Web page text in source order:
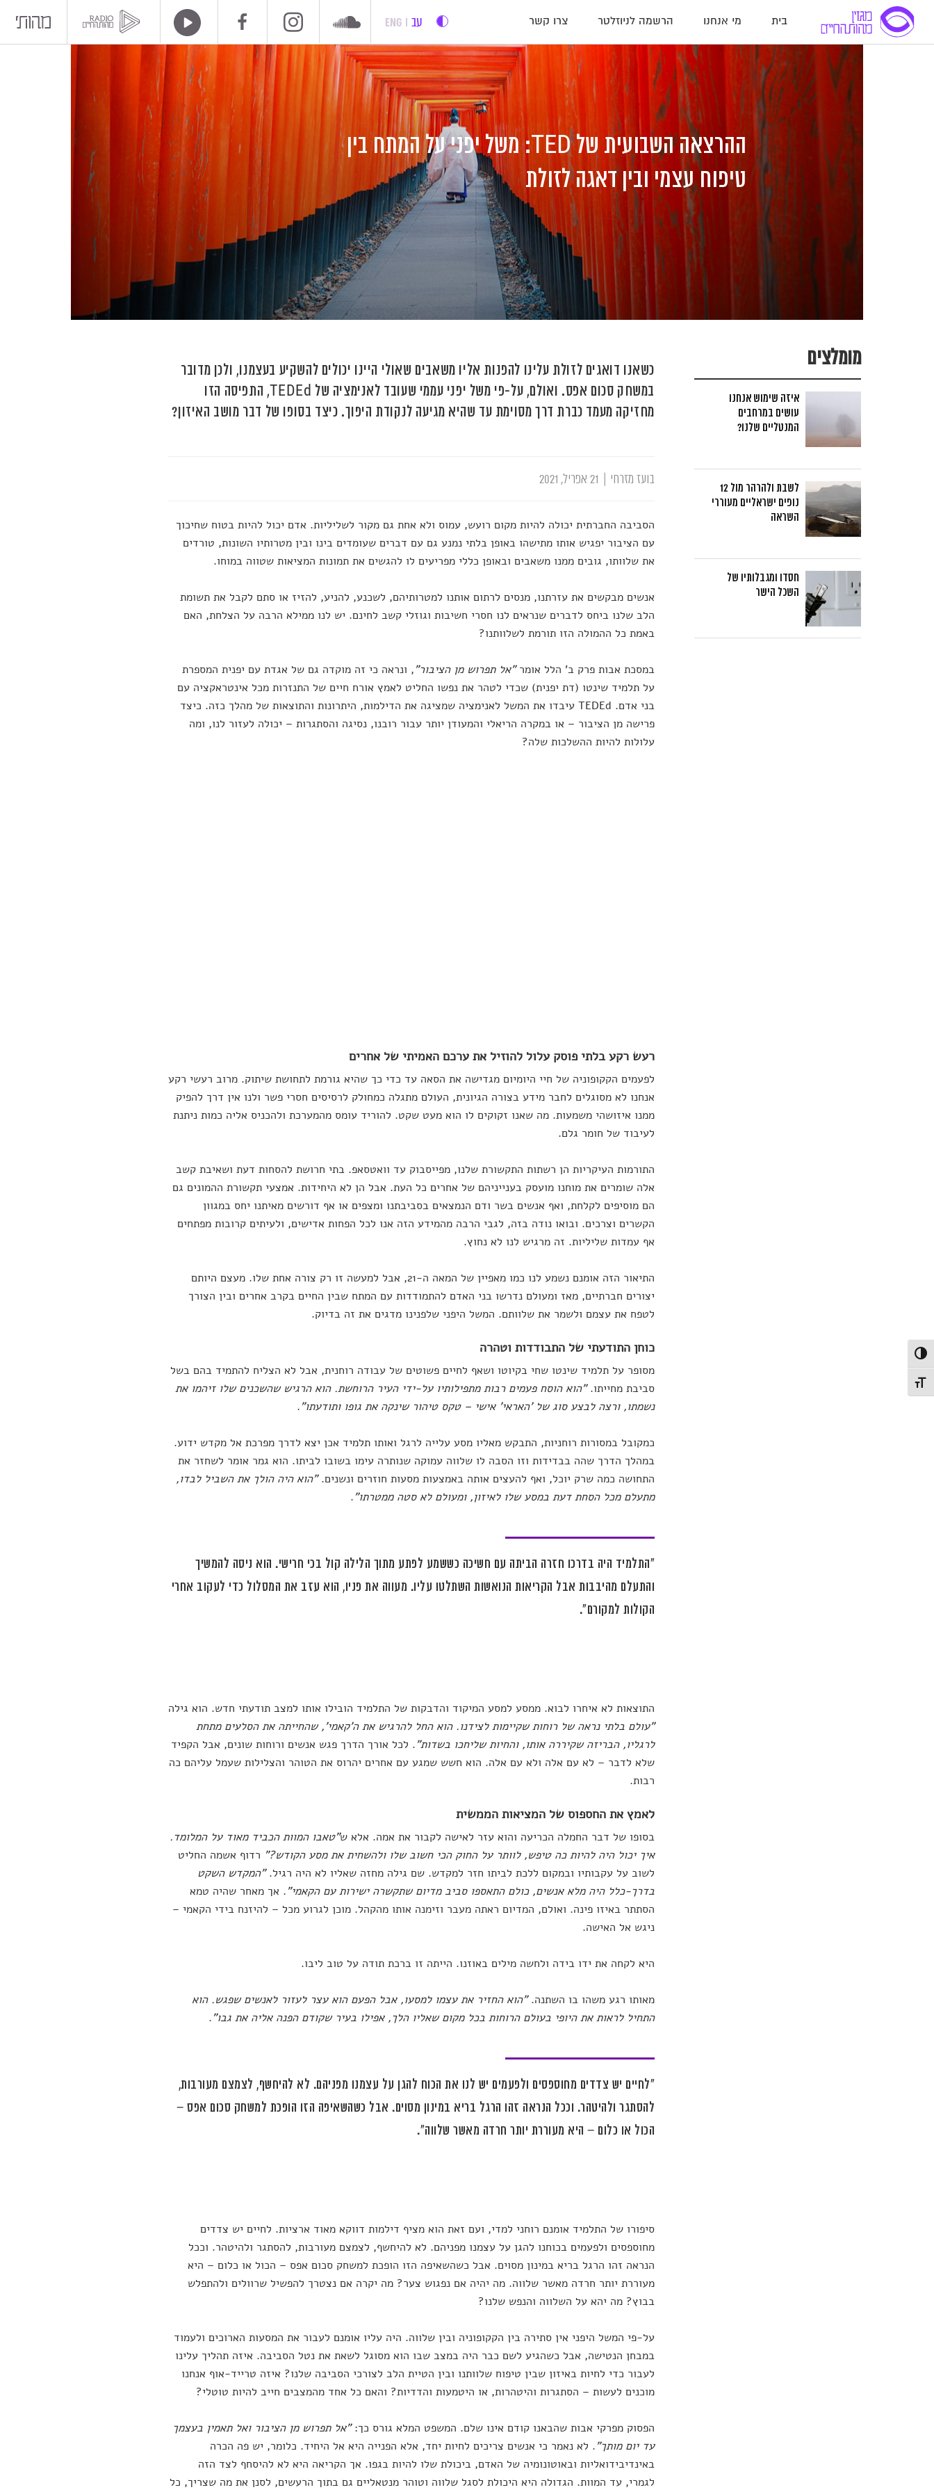
הפעל/כבה ניגודיות גבוהה
מתג גודל גופן
בית מי אנחנו הרשמה לניוזלטר צרו קשר עב ENG
ההרצאה השבועית של TED: משל יפני על המתח בין
טיפוח עצמי ובין דאגה לזולת
כשאנו דואגים לזולת עלינו להפנות אליו משאבים שאולי היינו יכולים להשקיע בעצמנו, ולכן מדובר
במשחק סכום אפס. ואולם, על-פי משל יפני עממי שעובד לאנימציה של TEDEd, התפיסה הזו
מחזיקה מעמד כברת דרך מסוימת עד שהיא מגיעה לנקודת היפוך. כיצד בסופו של דבר מושב האיזון?
בועז מזרחי
הסביבה החברתית יכולה להיות מקום רועש, עמוס ולא אחת גם מקור לשליליות. אדם יכול להיות בטוח שחיכוך
עם הציבור יפגיש אותו מתישהו באופן בלתי נמנע גם עם דברים שעומדים בינו ובין מטרותיו השונות, טורדים
את שלוותו, גובים ממנו משאבים ובאופן כללי מפריעים לו להגשים את תמונות המציאות שטווה במוחו.
אנשים מבקשים את עזרתנו, מנסים לרתום אותנו למטרותיהם, לשכנע, להניע, להזיז או סתם לקבל את תשומת
הלב שלנו ביחס לדברים שנראים לנו חסרי חשיבות וגוזלי קשב לחינם. יש לנו ממילא הרבה על הצלחת, האם
באמת כל ההמולה הזו תורמת לשלוותנו?
במסכת אבות פרק ב' הלל אומר"אל תפרוש מן הציבור", ונראה כי זה מוקדה גם של אגדת עם יפנית המספרת
על תלמיד שינטו (דת יפנית) שכדי לטהר את נפשו החליט לאמץ אורח חיים של התנזרות מכל אינטראקציה עם
בני אדם. TEDEd עיבדו את המשל לאנימציה שמציגה את הדילמות, היתרונות והתוצאות של מהלך כזה. כיצד
פרישה מן הציבור – או במקרה הריאלי והמעודן יותר עבור רובנו, נסיגה והסתגרות – יכולה לעזור לנו, ומה
עלולות להיות ההשלכות שלה?
רעש רקע בלתי פוסק עלול להוזיל את ערכם האמיתי של אחרים
לפעמים הקקופוניה של חיי היומיום מגדישה את הסאה עד כדי כך שהיא גורמת לתחושת שיתוק. מרוב רעשי רקע
אנחנו לא מסוגלים לחבר מידע בצורה הגיונית, העולם מתגלה כמחולק לרסיסים חסרי פשר ולנו אין דרך להפיק
ממנו איזושהי משמעות. מה שאנו זקוקים לו הוא מעט שקט. להוריד עומס מהמערכת ולהכניס אליה כמות ניתנת
לעיבוד של חומר גלם.
התורמות העיקריות הן רשתות התקשורת שלנו, מפייסבוק עד וואטסאפ. בתי חרושת להסחות דעת ושאיבת קשב
אלה שומרים את מוחנו מועסק בענייניהם של אחרים כל העת. אבל הן לא היחידות. אמצעי תקשורת ההמונים גם
הם מוסיפים לקלחת, ואף אנשים בשר ודם הנמצאים בסביבתנו ומצפים או אף דורשים מאיתנו יחס במגוון
הקשרים וצרכים. ובואו נודה בזה, לגבי הרבה מהמידע הזה אנו לכל הפחות אדישים, ולעיתים קרובות מפתחים
אף עמדות שליליות. זה מרגיש לנו לא נחוץ.
התיאור הזה אומנם נשמע לנו כמו מאפיין של המאה ה-21, אבל למעשה זו רק צורה אחת שלו. מעצם היותם
יצורים חברתיים, מאז ומעולם נדרשו בני האדם להתמודדות עם המתח שבין החיים בקרב אחרים ובין הצורך
לטפח את עצמם ולשמר את שלוותם. המשל היפני שלפנינו מדגים את זה בדיוק.
כוחן התודעתי של התבודדות וטהרה
מסופר על תלמיד שינטו שחי בקיוטו ושאף לחיים פשוטים של עבודה רוחנית, אבל לא הצליח להתמיד בהם בשל
סביבת מחייתו."הוא הוסח פעמים רבות מתפילותיו על-ידי העיר הרוחשת. הוא הרגיש שהשכנים שלו זיהמו את
נשמתו, ורצה לבצע סוג של 'האראי' אישי – טקס טיהור שינקה את גופו ותודעתו".
כמקובל במסורות רוחניות, התבקש מאליו מסע עלייה לרגל ואותו תלמיד אכן יצא לדרך מפרכת אל מקדש ידוע.
במהלך הדרך שהה בבדידות וזו הסבה לו שלווה עמוקה שנותרה עימו בשובו לביתו. הוא גמר אומר לשחזר את
התחושה כמה שרק יוכל, ואף להעצים אותה באמצעות מסעות חוזרים ונשנים."הוא היה הולך את השביל לבדו,
מתעלם מכל הסחת דעת במסע שלו לאיזון, ומעולם לא סטה ממטרתו".
"התלמיד היה בדרכו חזרה הביתה עם חשיכה כששמע לפתע מתוך הלילה קול בכי חרישי. הוא ניסה להמשיך
והתעלם מהיבבות אבל הקריאות הנואשות השתלטו עליו. מעווה את פניו, הוא עזב את המסלול כדי לעקוב אחרי
הקולות למקורם".
התוצאות לא איחרו לבוא. ממסע למסע המיקוד והדבקות של התלמיד הובילו אותו למצב תודעתי חדש. הוא גילה
"עולם בלתי נראה של רוחות שקיימות לצידנו. הוא החל להרגיש את ה'קאמי', שהחייתה את הסלעים מתחת
לרגליו, הבריזה שקיררה אותו, והחיות שליחכו בשדות". לכל אורך הדרך פגש אנשים ורוחות שונים, אבל הקפיד
שלא לדבר – לא עם אלה ולא עם אלה. הוא חשש שמגע עם אחרים יהרוס את הטוהר והצלילות שעמל עליהם כה
רבות.
לאמץ את החספוס של המציאות הממשית
בסופו של דבר החמלה הכריעה והוא עזר לאישה לקבור את אמה. אלא ש"טאבו המוות הכביד מאוד על המלומד.
איך יכול היה להיות כה טיפש, לוותר על החוק הכי חשוב שלו ולהשחית את מסע הקודש?" רדוף אשמה החליט
לשוב על עקבותיו ובמקום ללכת לביתו חזר למקדש. שם גילה מחזה שאליו לא היה רגיל."המקדש השקט
בדרך-כלל היה מלא אנשים, כולם התאספו סביב מדיום שתקשרה ישירות עם הקאמי". אך מאחר שהיה טמא
הסתתר באיזו פינה. ואולם, המדיום ראתה מעבר וזימנה אותו מהקהל. מוכן לגרוע מכל – להיזנח בידי הקאמי –
ניגש אל האישה.
היא לקחה את ידו בידה ולחשה מילים באוזנו. הייתה זו ברכת תודה על טוב ליבו.
מאותו רגע משהו בו השתנה."הוא החזיר את עצמו למסעו, אבל הפעם הוא עצר לעזור לאנשים שפגש. הוא
התחיל לראות את היופי בעולם הרוחות בכל מקום שאליו הלך, אפילו בעיר שקודם הפנה אליה את גבו".
"לחיים יש צדדים מחוספסים ולפעמים יש לנו את הכוח להגן על עצמנו מפניהם. לא להיחשף, לצמצם מעורבות,
להסתגר ולהיטהר. וככל הנראה זהו הרגל בריא במינון מסוים. אבל כשהשאיפה הזו הופכת למשחק סכום אפס –
הכול או כלום – היא מעוררת יותר חרדה מאשר שלווה".
סיפורו של התלמיד אומנם רוחני למדי, ועם זאת הוא מציף דילמות דווקא מאוד ארציות. לחיים יש צדדים
מחוספסים ולפעמים בכוחנו להגן על עצמנו מפניהם. לא להיחשף, לצמצם מעורבות, להסתגר ולהיטהר. וככל
הנראה זהו הרגל בריא במינון מסוים. אבל כשהשאיפה הזו הופכת למשחק סכום אפס – הכול או כלום – היא
מעוררת יותר חרדה מאשר שלווה. מה יהיה אם נפגוש צער? מה יקרה אם נצטרך להפשיל שרוולים ולהתפלש
בבוץ? מה יהא על השלווה והנפש שלנו?
על-פי המשל היפני אין סתירה בין הקקופוניה ובין שלווה. היה עליו אומנם לעבור את המסעות הארוכים ולעמוד
במבחן הנטישה, אבל כשהגיע לשם כבר היה במצב שבו הוא מסוגל לשאת את נטל הסביבה. איזה תהליך עלינו
לעבור כדי לחיות באיזון שבין טיפוח שלוותנו ובין הטיית הלב לצורכי הסביבה שלנו? איזה טרייד-אוף אנחנו
מוכנים לעשות – הסתגרות והיטהרות, או היטמעות והדדיות? והאם כל אחד מהמצבים חייב להיות טוטלי?
הפסוק מפרקי אבות שהבאנו קודם אינו שלם. המשפט המלא גורס כך:"אל תפרוש מן הציבור ואל תאמין בעצמך
עד יום מותך". לא נאמר כי אנשים צריכים לחיות יחד, אלא הפנייה היא אל היחיד. כלומר, יש פה הכרה
באינדיבידואליות ובאוטונומיה של האדם, ביכולת שלו להיות בגפו. אך הקריאה היא לא להיסחף לצד הזה
לגמרי, עד המוות. הגדולה היא היכולת לסגל שלווה וטוהר מנטאליים גם בתוך הרעשים, לסנן את מה שצריך, כל
מומלצים
איזה שימוש אנחנו
עושים במרחבים
המנטליים שלנו?
לשבת ולהרהר מול 12
נופים ישראליים מעוררי
השראה
חסדו ומגבלותיו של
השכל הישר